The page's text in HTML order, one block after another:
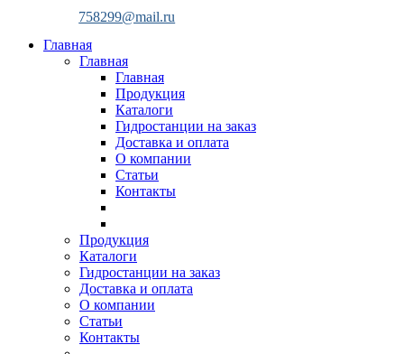
758299@mail.ru
Главная
Главная
Главная
Продукция
Каталоги
Гидростанции на заказ
Доставка и оплата
О компании
Статьи
Контакты
Продукция
Каталоги
Гидростанции на заказ
Доставка и оплата
О компании
Статьи
Контакты